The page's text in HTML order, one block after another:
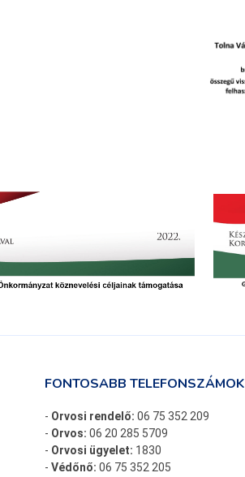
FONTOSABB TELEFONSZÁMOK
- Orvosi rendelő: 06 75 352 209
- Orvos: 06 20 285 5709
- Orvosi ügyelet: 1830
- Védőnő: 06 75 352 205